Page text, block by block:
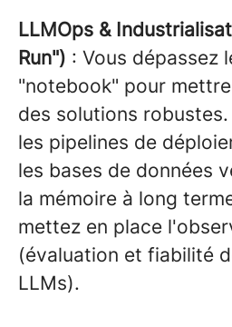
LLMOps &
Run") : Vous dépassez
"notebook" pour
des solutions
les pipelines de
les bases de données
la mémoire à long
mettez en place
(évaluation et fiabilité
LLMs).